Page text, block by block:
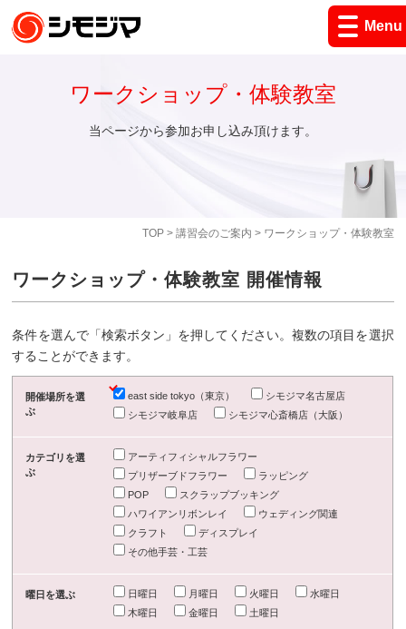
Menu
TOP> 講習会のご案内 > ワークショップ・体験教室
ワークショップ・体験教室
当ページから参加お申し込み頂けます。
ワークショップ・体験教室 開催情報
条件を選んで「検索ボタン」を押してください。複数の項目を選択
することができます。
開催場所を選
ぶ
east side tokyo（東京）
シモジマ名古屋店
シモジマ岐阜店
シモジマ心斎橋店（大阪）
カテゴリを選
ぶ
アーティフィシャルフラワー
プリザーブドフラワー
ラッピング
POP
スクラップブッキング
ハワイアンリボンレイ
ウェディング関連
クラフト
ディスプレイ
その他手芸・工芸
曜日を選ぶ 日曜日 月曜日 火曜日
水曜日
木曜日
金曜日 土曜日